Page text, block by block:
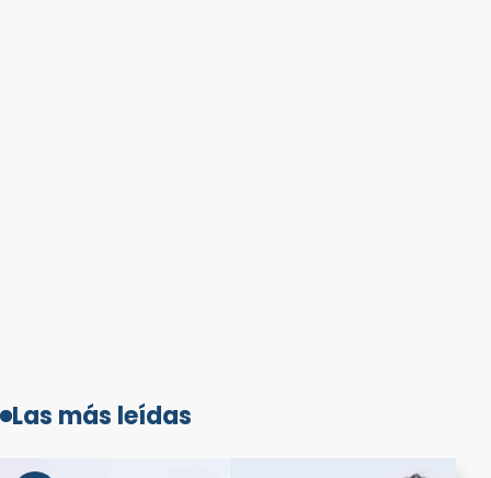
Las más leídas